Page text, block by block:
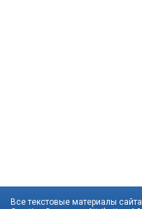
Все текстовые материалы